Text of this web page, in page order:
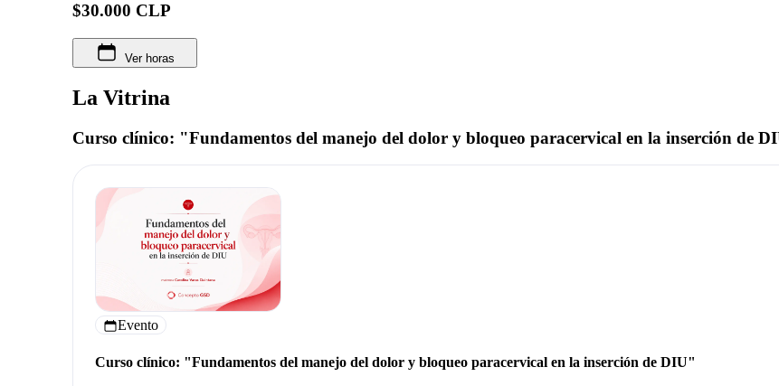
$30.000 CLP
Ver horas
La Vitrina
Curso clínico: "Fundamentos del manejo del dolor y bloqueo paracervical en la inserción de
Evento
Curso clínico: "Fundamentos del manejo del dolor y bloqueo paracervical en la inserción de DIU"